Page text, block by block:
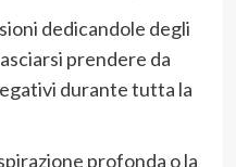
dedicandole degli
prendere da
durante tutta la
profonda o la